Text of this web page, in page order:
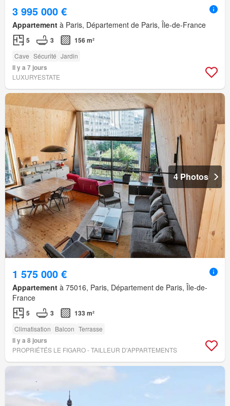
3 995 000 €
Appartement à Paris, Département de Paris, Île-de-France
5 3 156 m²
Cave Sécurité Jardin
Il y a 7 jours
LUXURYESTATE
4 Photos
1 575 000 €
Appartement à 75016, Paris, Département de Paris, Île-de-
France
5 3 133 m²
Climatisation Balcon Terrasse
Il y a 8 jours
PROPRIÉTÉS LE FIGARO - TAILLEUR D'APPARTEMENTS